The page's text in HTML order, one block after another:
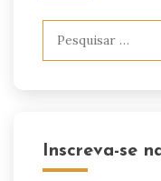
Inscreva-se